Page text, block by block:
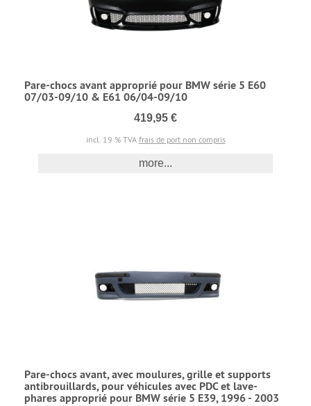
Pare-chocs avant approprié pour BMW série 5 E60
07/03-09/10 & E61 06/04-09/10
419,95 €
incl. 19 % TVA frais de port non compris
more...
Pare-chocs avant, avec moulures, grille et supports
antibrouillards, pour véhicules avec PDC et lave-
phares approprié pour BMW série 5 E39, 1996 - 2003